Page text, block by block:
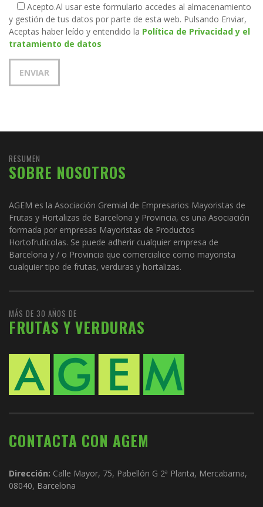
Acepto.Al usar este formulario accedes al almacenamiento
y gestión de tus datos por parte de esta web. Pulsando Enviar,
Aceptas haber leído y entendido la Política de Privacidad y el
tratamiento de datos
RESUMEN
SOBRE NOSOTROS
AGEM es la Asociación Gremial de Empresarios Mayoristas de
Frutas y Hortalizas de Barcelona y Provincia, es una Asociación
formada por empresas Mayoristas de Productos
Hortofrutícolas. Se puede adherir cualquier empresa de
Barcelona y / o Provincia que comercialice como mayorista
cualquier tipo de frutas, verduras y hortalizas.
MÁS DE 30 AÑOS DE
FRUTAS Y VERDURAS
CONTACTA CON AGEM
Dirección: Calle Mayor, 75, Pabellón G 2ª Planta, Mercabarna,
08040, Barcelona